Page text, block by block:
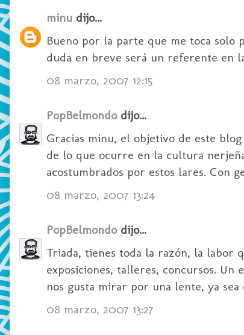
minu dijo...
Bueno por la parte que me toca
duda en breve será un referente en
08 marzo, 2007 12:15
PopBelmondodijo...
Gracias minu, el objetivo de este
de lo que ocurre en la cultura
acostumbrados por estos lares. Con
08 marzo, 2007 13:24
PopBelmondodijo...
Triada, tienes toda la razón, la labor
exposiciones, talleres, concursos.
nos gusta mirar por una lente, ya
08 marzo, 2007 13:27